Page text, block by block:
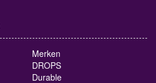
Merken
DROPS
Durable